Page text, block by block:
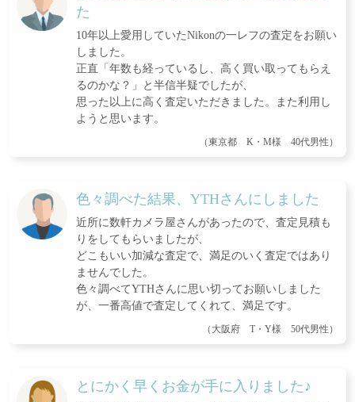
た
10年以上愛用していたNikonの一レフの査定をお願い
しました。
正直「年数も経っているし、高く買い取ってもらえ
るのかな？」と半信半疑でしたが、
思った以上に高く査定いただきました。また利用し
ようと思います。
（東京都 K・M様 40代男性）
色々調べた結果、YTHさんにしました
近所に数軒カメラ屋さんがあったので、査定見積も
りをしてもらいましたが、
どこもいい加減な査定で、満足のいく査定ではあり
ませんでした。
色々調べてYTHさんに思い切ってお願いしました
が、一番高値で査定してくれて、満足です。
（大阪府 T・Y様 50代男性）
とにかく早くお金が手に入りました♪